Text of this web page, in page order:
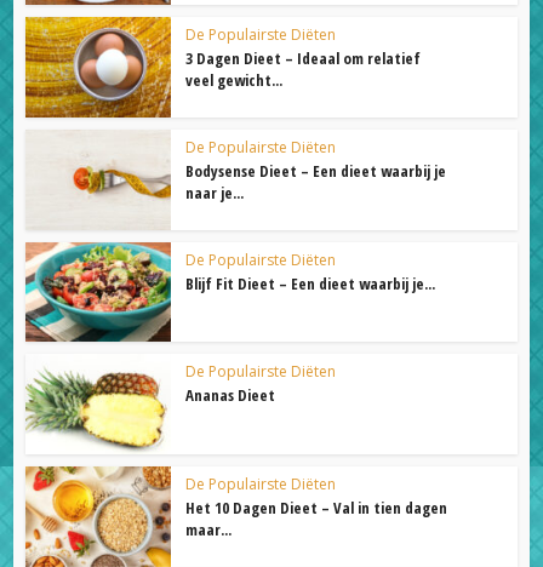
De Populairste Diëten
3 Dagen Dieet – Ideaal om relatief
veel gewicht...
De Populairste Diëten
Bodysense Dieet – Een dieet waarbij je
naar je...
De Populairste Diëten
Blijf Fit Dieet – Een dieet waarbij je...
De Populairste Diëten
Ananas Dieet
De Populairste Diëten
Het 10 Dagen Dieet – Val in tien dagen
maar...